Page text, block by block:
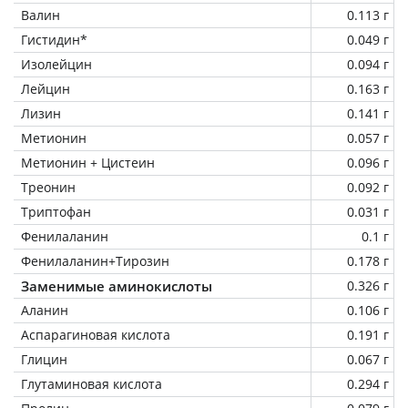
Валин
0.113 г
Гистидин*
0.049 г
Изолейцин
0.094 г
Лейцин
0.163 г
Лизин
0.141 г
Метионин
0.057 г
Метионин + Цистеин
0.096 г
Треонин
0.092 г
Триптофан
0.031 г
Фенилаланин
0.1 г
Фенилаланин+Тирозин
0.178 г
Заменимые аминокислоты
0.326 г
Аланин
0.106 г
Аспарагиновая кислота
0.191 г
Глицин
0.067 г
Глутаминовая кислота
0.294 г